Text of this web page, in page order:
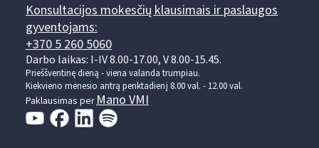
Konsultacijos mokesčių klausimais ir paslaugos
gyventojams:
+370 5 260 5060
Darbo laikas: I-IV 8.00-17.00, V 8.00-15.45.
Prieššventinę dieną - viena valanda trumpiau.
Kiekvieno mėnesio antrą penktadienį 8.00 val. - 12.00 val.
Paklausimas per Mano VMI